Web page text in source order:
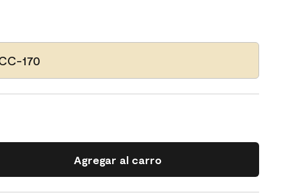
170
Agregar al carro